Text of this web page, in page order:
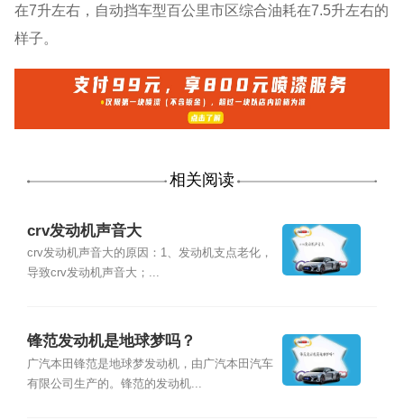
在7升左右，自动挡车型百公里市区综合油耗在7.5升左右的
样子。
相关阅读
crv发动机声音大
crv发动机声音大的原因：1、发动机支点老化，
导致crv发动机声音大；...
锋范发动机是地球梦吗？
广汽本田锋范是地球梦发动机，由广汽本田汽车
有限公司生产的。锋范的发动机...